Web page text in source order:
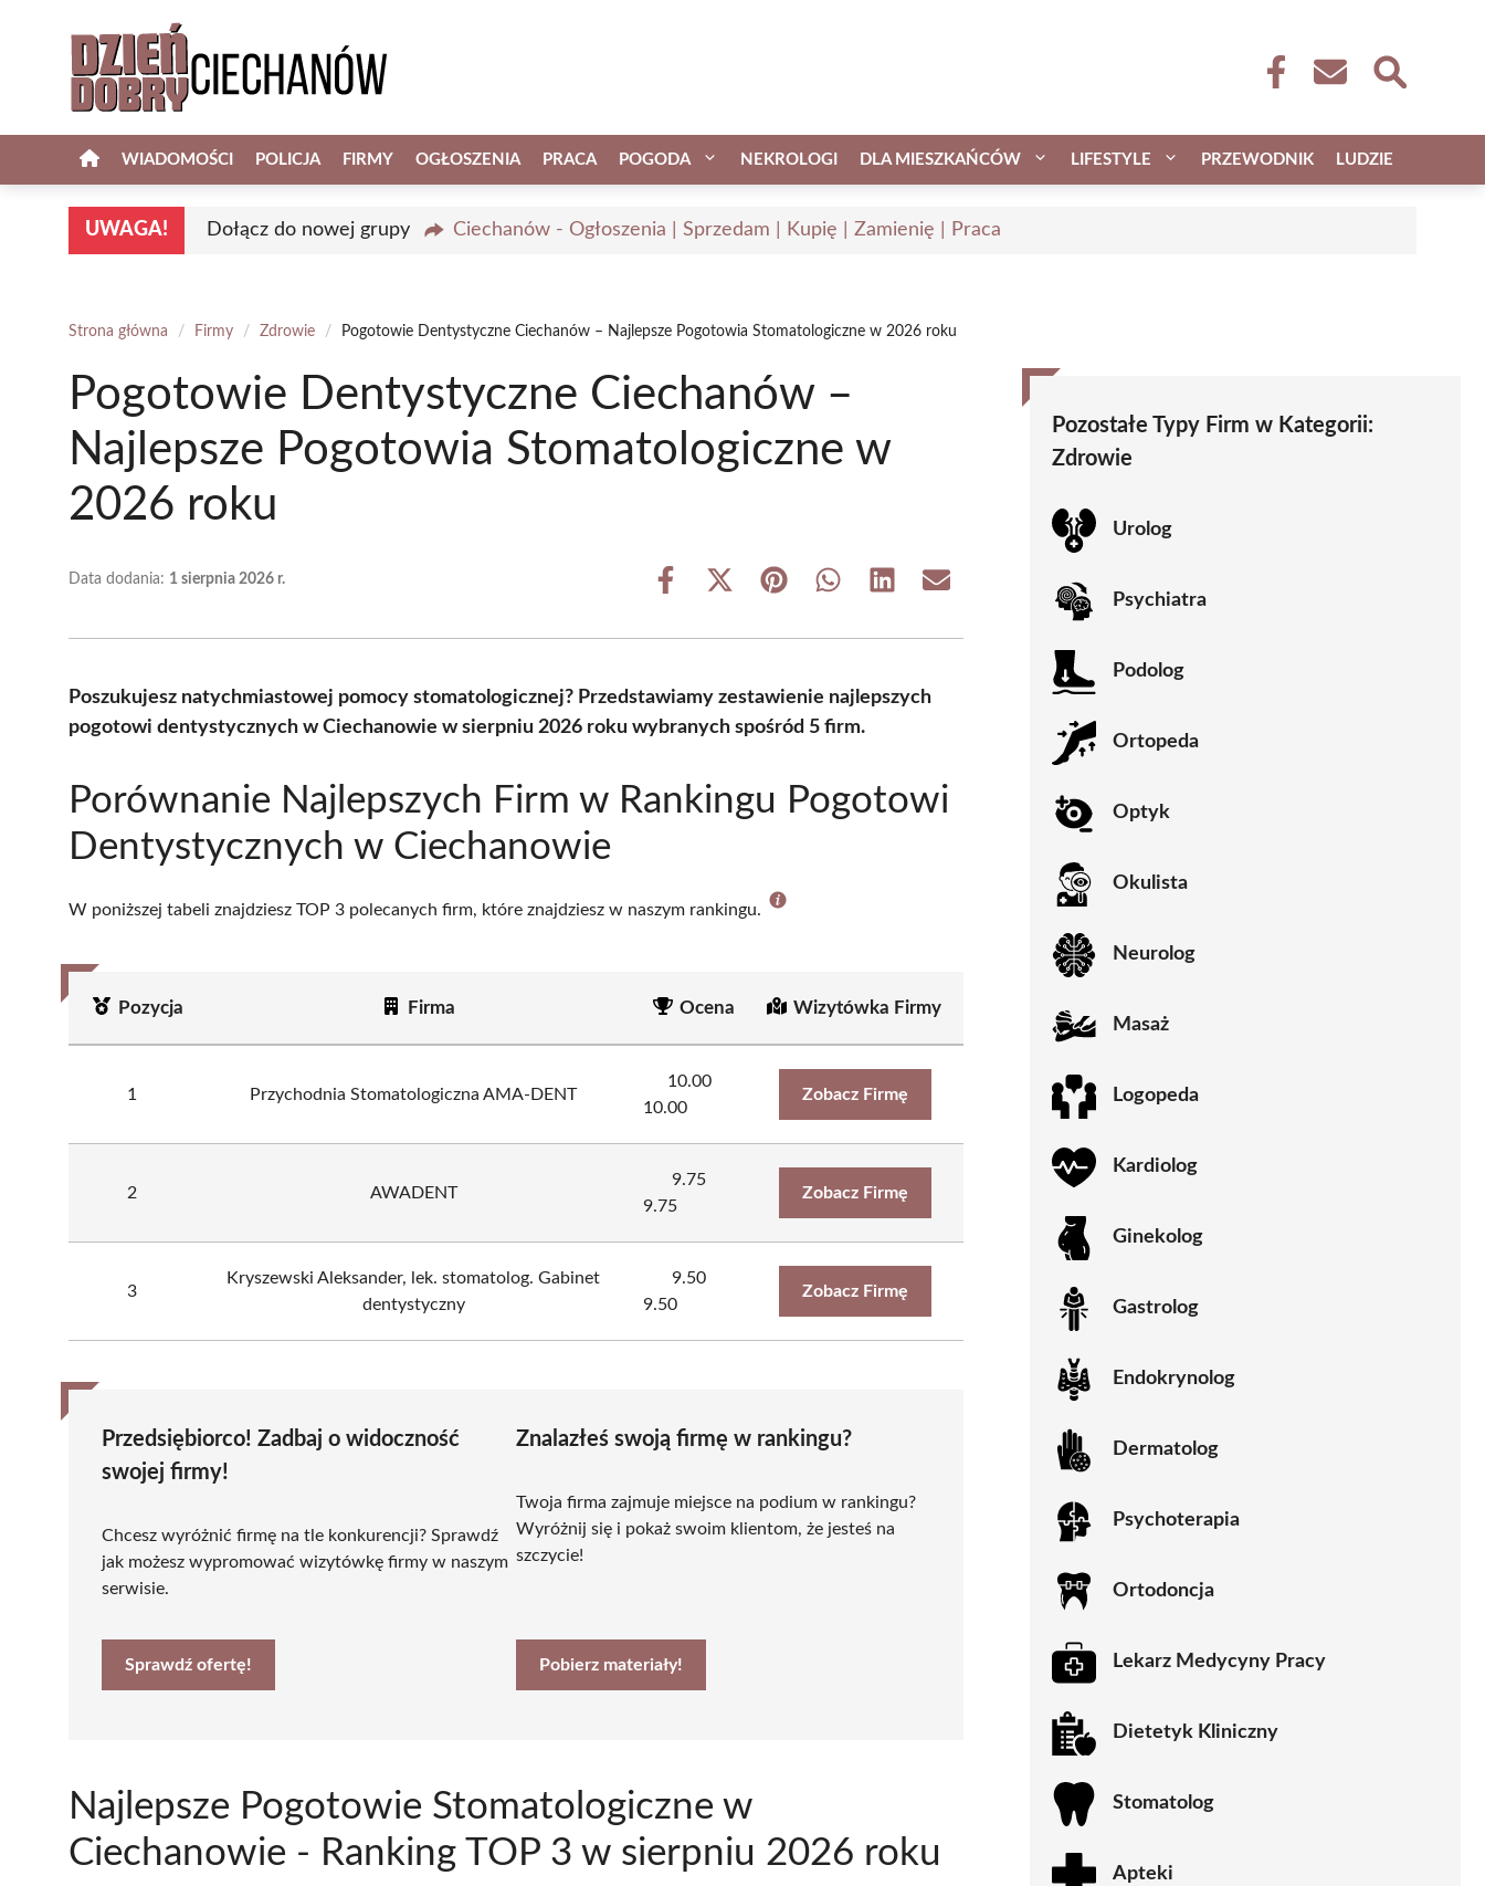
WIADOMOŚCI POLICJA FIRMY OGŁOSZENIA PRACA POGODA NEKROLOGI DLA MIESZKAŃCÓW LIFESTYLE PRZEWODNIK LUDZIE
UWAGA! Dołącz do nowej grupy Ciechanów - Ogłoszenia | Sprzedam | Kupię | Zamienię | Praca
Strona główna / Firmy / Zdrowie / Pogotowie Dentystyczne Ciechanów – Najlepsze Pogotowia Stomatologiczne w 2026 roku
Pogotowie Dentystyczne Ciechanów –
Najlepsze Pogotowia Stomatologiczne w
2026 roku
Data dodania: 1 sierpnia 2026 r.
Share
Share
(Twitter)
Share Share Share Share
Poszukujesz natychmiastowej pomocy stomatologicznej? Przedstawiamy zestawienie najlepszych
pogotowi dentystycznych w Ciechanowie w sierpniu 2026 roku wybranych spośród 5 firm.
Porównanie Najlepszych Firm w Rankingu Pogotowi
Dentystycznych w Ciechanowie
W poniższej tabeli znajdziesz TOP 3 polecanych firm, które znajdziesz w naszym rankingu.
Pozycja Firma Ocena Wizytówka Firmy
1 Przychodnia Stomatologiczna AMA-DENT
10.00
10.00
Zobacz Firmę
2 AWADENT
9.75
9.75
Zobacz Firmę
3
Kryszewski Aleksander, lek. stomatolog. Gabinet
dentystyczny
9.50
9.50
Zobacz Firmę
Przedsiębiorco! Zadbaj o widoczność
swojej firmy!
Chcesz wyróżnić firmę na tle konkurencji? Sprawdź
jak możesz wypromować wizytówkę firmy w naszym
serwisie.
Sprawdź ofertę!
Znalazłeś swoją firmę w rankingu?
Twoja firma zajmuje miejsce na podium w rankingu?
Wyróżnij się i pokaż swoim klientom, że jesteś na
szczycie!
Pobierz materiały!
Najlepsze Pogotowie Stomatologiczne w
Ciechanowie - Ranking TOP 3 w sierpniu 2026 roku
Pozostałe Typy Firm w Kategorii:
Zdrowie
Urolog
Psychiatra
Podolog
Ortopeda
Optyk
Okulista
Neurolog
Masaż
Logopeda
Kardiolog
Ginekolog
Gastrolog
Endokrynolog
Dermatolog
Psychoterapia
Ortodoncja
Lekarz Medycyny Pracy
Dietetyk Kliniczny
Stomatolog
Apteki